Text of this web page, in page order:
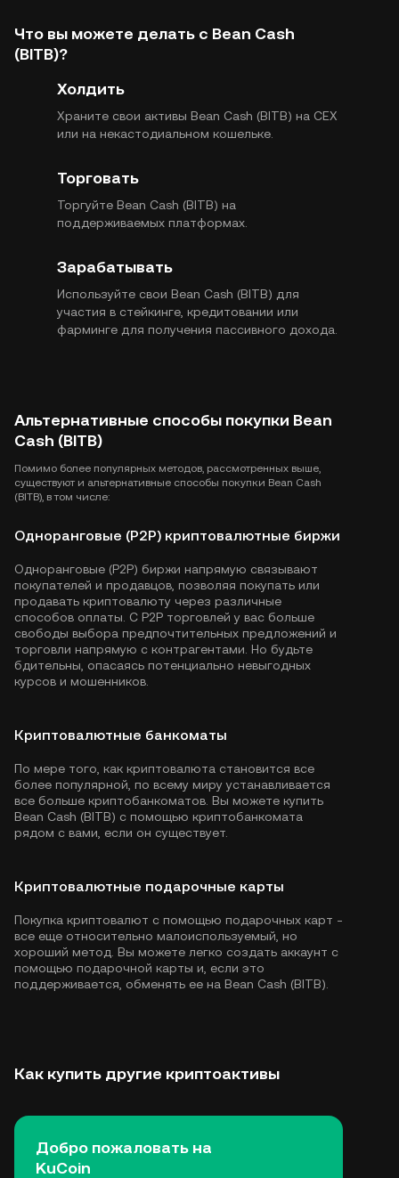
Что вы можете делать с Bean Cash
(BITB)?
Холдить
Храните свои активы Bean Cash (BITB) на CEX
или на некастодиальном кошельке.
Торговать
Торгуйте Bean Cash (BITB) на
поддерживаемых платформах.
Зарабатывать
Используйте свои Bean Cash (BITB) для
участия в стейкинге, кредитовании или
фарминге для получения пассивного дохода.
Альтернативные способы покупки Bean
Cash (BITB)
Помимо более популярных методов, рассмотренных выше,
существуют и альтернативные способы покупки Bean Cash
(BITB), в том числе:
Одноранговые (P2P) криптовалютные биржи
Одноранговые (P2P) биржи напрямую связывают
покупателей и продавцов, позволяя покупать или
продавать криптовалюту через различные
способов оплаты. С P2P торговлей у вас больше
свободы выбора предпочтительных предложений и
торговли напрямую с контрагентами. Но будьте
бдительны, опасаясь потенциально невыгодных
курсов и мошенников.
Криптовалютные банкоматы
По мере того, как криптовалюта становится все
более популярной, по всему миру устанавливается
все больше криптобанкоматов. Вы можете купить
Bean Cash (BITB) с помощью криптобанкомата
рядом с вами, если он существует.
Криптовалютные подарочные карты
Покупка криптовалют с помощью подарочных карт -
все еще относительно малоиспользуемый, но
хороший метод. Вы можете легко создать аккаунт с
помощью подарочной карты и, если это
поддерживается, обменять ее на Bean Cash (BITB).
Как купить другие криптоактивы
Добро пожаловать на
KuCoin